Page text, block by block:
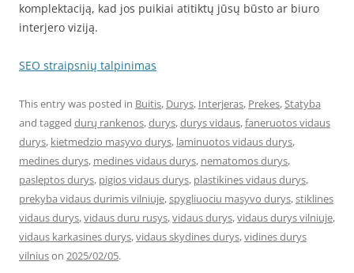
komplektaciją, kad jos puikiai atitiktų jūsų būsto ar biuro
interjero viziją.
SEO straipsnių talpinimas
This entry was posted in Buitis, Durys, Interjeras, Prekes,Statyba
and tagged durų rankenos,durys,durys vidaus,faneruotos vidaus
durys, kietmedzio masyvo durys, laminuotos vidaus durys,
medines durys, medines vidaus durys, nematomos durys,
pasleptos durys, pigios vidaus durys, plastikines vidaus durys,
prekyba vidaus durimis vilniuje,spygliuociu masyvo durys,stiklines
vidaus durys,vidaus duru rusys,vidaus durys,vidaus durys vilniuje,
vidaus karkasines durys,vidaus skydines durys,vidines durys
vilniuson 2025/02/05.